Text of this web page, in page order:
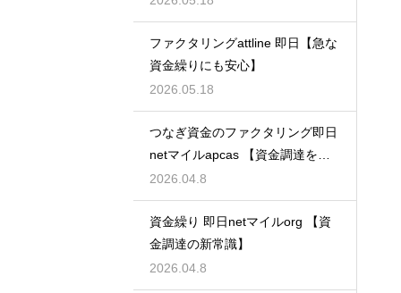
ファクタリングattline 即日【急な
資金繰りにも安心】
2026.05.18
つなぎ資金のファクタリング即日
netマイルapcas 【資金調達を加
速させる】
2026.04.8
資金繰り 即日netマイルorg 【資
金調達の新常識】
2026.04.8